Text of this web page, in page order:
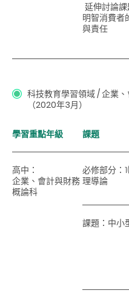
延伸討論
明智消費者
與責任
科技教育學習領域 / 企業
（2020年3月）
學習重點年級 課題
高中：
企業、會計與財務
概論科
必修部分：
理導論
課題：中小